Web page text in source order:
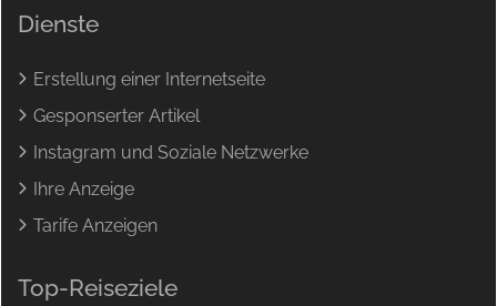
Dienste
Erstellung einer Internetseite
Gesponserter Artikel
Instagram und Soziale Netzwerke
Ihre Anzeige
Tarife Anzeigen
Top-Reiseziele